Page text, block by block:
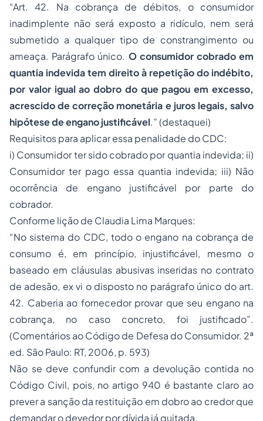
“Art. 42. Na cobrança de débitos, o consumidor
inadimplente não será exposto a ridículo, nem será
submetido a qualquer tipo de constrangimento ou
ameaça. Parágrafo único. O consumidor cobrado em
quantia indevida tem direito à repetição do indébito,
por valor igual ao dobro do que pagou em excesso,
acrescido de correção monetária e juros legais, salvo
hipótese de engano justificável.” (destaquei)
Requisitos para aplicar essa penalidade do CDC:
i) Consumidor ter sido cobrado por quantia indevida; ii)
Consumidor ter pago essa quantia indevida; iii) Não
ocorrência de engano justificável por parte do
cobrador.
Conforme lição de Claudia Lima Marques:
“No sistema do CDC, todo o engano na cobrança de
consumo é, em princípio, injustificável, mesmo o
baseado em cláusulas abusivas inseridas no contrato
de adesão, ex vi o disposto no parágrafo único do art.
42. Caberia ao fornecedor provar que seu engano na
cobrança, no caso concreto, foi justificado”.
(Comentários ao Código de Defesa do Consumidor. 2ª
ed. São Paulo: RT, 2006, p. 593)
Não se deve confundir com a devolução contida no
Código Civil, pois, no artigo 940 é bastante claro ao
prever a sanção da restituição em dobro ao credor que
demandar o devedor por dívida já quitada.